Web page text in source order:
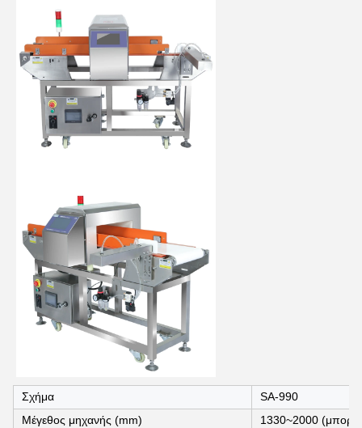
Σχήμα
SA-990
Μέγεθος μηχανής (mm)
1330~2000